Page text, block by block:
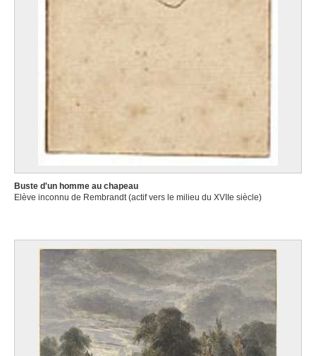
Buste d'un homme au chapeau
Elève inconnu de Rembrandt (actif vers le milieu du XVIIe siècle)